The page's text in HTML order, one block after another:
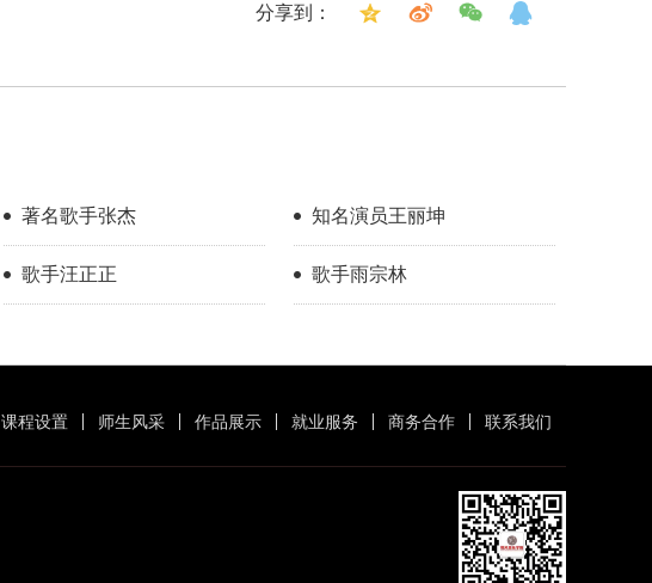
分享到：
著名歌手张杰 知名演员王丽坤
歌手汪正正 歌手雨宗林
课程设置 师生风采 作品展示 就业服务 商务合作 联系我们